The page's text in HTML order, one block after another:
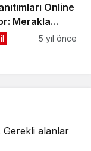
Online
Merakla
Modeller5 yıl önce
Gerekli alanlar